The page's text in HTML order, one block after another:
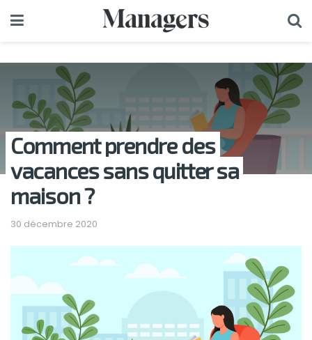
Comment prendre des
vacances sans quitter sa
maison ?
30 décembre 2020